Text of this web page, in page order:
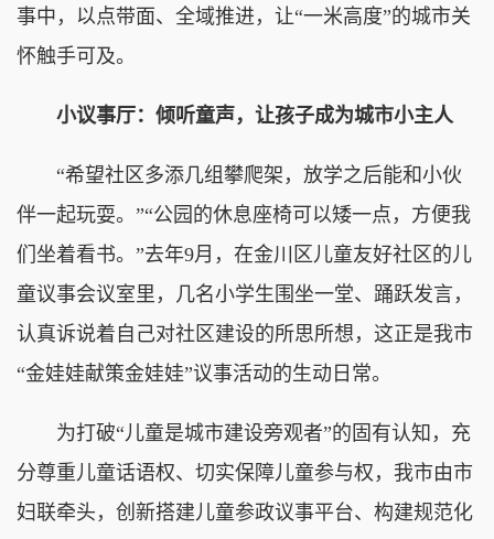
事中，以点带面、全域推进，让“一米高度”的城市关
怀触手可及。
小议事厅：倾听童声，让孩子成为城市小主人
“希望社区多添几组攀爬架，放学之后能和小伙
伴一起玩耍。”“公园的休息座椅可以矮一点，方便我
们坐着看书。”去年9月，在金川区儿童友好社区的儿
童议事会议室里，几名小学生围坐一堂、踊跃发言，
认真诉说着自己对社区建设的所思所想，这正是我市
“金娃娃献策金娃娃”议事活动的生动日常。
为打破“儿童是城市建设旁观者”的固有认知，充
分尊重儿童话语权、切实保障儿童参与权，我市由市
妇联牵头，创新搭建儿童参政议事平台、构建规范化